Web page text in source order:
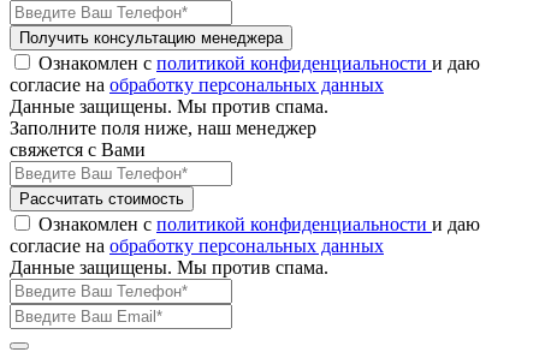
Получить консультацию менеджера
Ознакомлен с политикой конфиденциальности и даю
согласие на обработку персональных данных
Данные защищены. Мы против спама.
Заполните поля ниже, наш менеджер
свяжется с Вами
Рассчитать стоимость
Ознакомлен с политикой конфиденциальности и даю
согласие на обработку персональных данных
Данные защищены. Мы против спама.